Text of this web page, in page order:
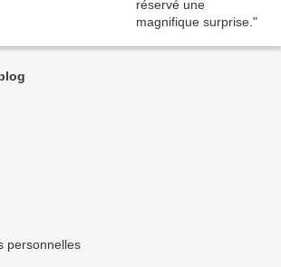
personnelles